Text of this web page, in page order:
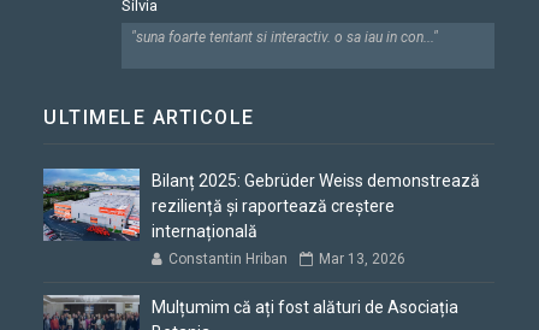
Silvia
"suna foarte tentant si interactiv. o sa iau in con..."
ULTIMELE ARTICOLE
Bilanț 2025: Gebrüder Weiss demonstrează
reziliență și raportează creștere
internațională
Constantin Hriban Mar 13, 2026
Mulțumim că ați fost alături de Asociația